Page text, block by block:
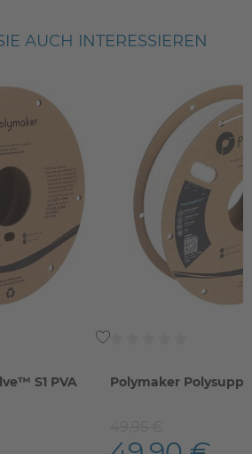
AUCH INTERESSIEREN
S1 PVA Polymaker